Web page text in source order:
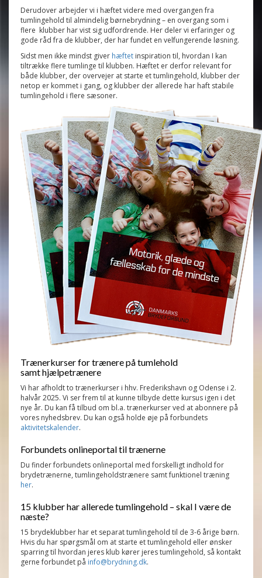
Derudover arbejder vi i hæftet videre med overgangen fra
tumlingehold til almindelig børnebrydning – en overgang som i
flere klubber har vist sig udfordrende. Her deler vi erfaringer og
gode råd fra de klubber, der har fundet en velfungerende løsning.
Sidst men ikke mindst giver hæftet inspiration til, hvordan I kan
tiltrække flere tumlinge til klubben. Hæftet er derfor relevant for
både klubber, der overvejer at starte et tumlingehold, klubber der
netop er kommet i gang, og klubber der allerede har haft stabile
tumlingehold i flere sæsoner.
Trænerkurser for trænere på tumlehold
samt hjælpetrænere
Vi har afholdt to trænerkurser i hhv. Frederikshavn og Odense i 2.
halvår 2025. Vi ser frem til at kunne tilbyde dette kursus igen i det
nye år. Du kan få tilbud om bl.a. trænerkurser ved at abonnere på
vores nyhedsbrev. Du kan også holde øje på forbundets
aktivitetskalender.
Forbundets onlineportal til trænerne
Du finder forbundets onlineportal med forskelligt indhold for
brydetrænerne, tumlingeholdstrænere samt funktionel træning
her.
15 klubber har allerede tumlingehold – skal I være de
næste?
15 brydeklubber har et separat tumlingehold til de 3-6 årige børn.
Hvis du har spørgsmål om at starte et tumlingehold eller ønsker
sparring til hvordan jeres klub kører jeres tumlingehold, så kontakt
gerne forbundet på info@brydning.dk.